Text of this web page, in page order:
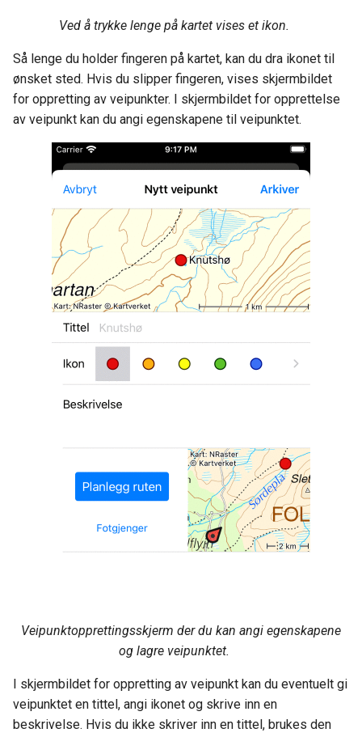
Ved å trykke lenge på kartet vises et ikon.
Så lenge du holder fingeren på kartet, kan du dra ikonet til
ønsket sted. Hvis du slipper fingeren, vises skjermbildet
for oppretting av veipunkter. I skjermbildet for opprettelse
av veipunkt kan du angi egenskapene til veipunktet.
Veipunktopprettingsskjerm der du kan angi egenskapene
og lagre veipunktet.
I skjermbildet for oppretting av veipunkt kan du eventuelt gi
veipunktet en tittel, angi ikonet og skrive inn en
beskrivelse. Hvis du ikke skriver inn en tittel, brukes den